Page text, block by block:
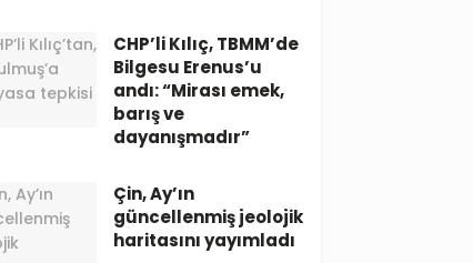
CHP’li Kılıç, TBMM’de
Bilgesu Erenus’u
andı: “Mirası emek,
barış ve
dayanışmadır”
Çin, Ay’ın
güncellenmiş jeolojik
haritasını yayımladı